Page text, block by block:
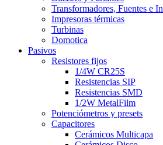
Transformadores, Fuentes e
Impresoras térmicas
Turbinas
Domotica
Pasivos
Resistores fijos
1/4W CR25S
Resistencias SIP
Resistencias SMD
1/2W MetalFilm
Potenciómetros y presets
Capacitores
Cerámicos Multicapa